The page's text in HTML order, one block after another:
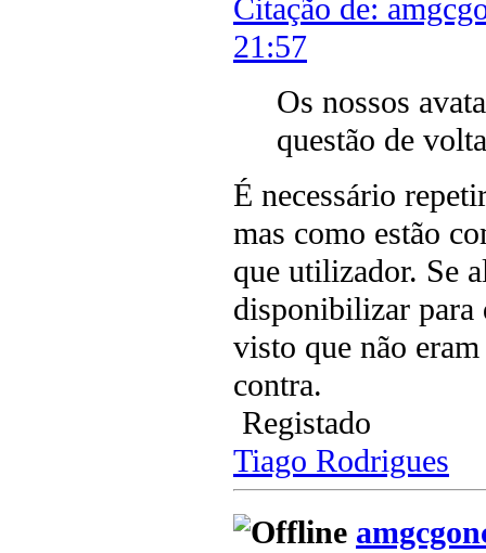
Citação de:
21:57
Os nossos
questão de
É necessário
mas como estão
que utilizador. Se
disponibilizar para
visto que não
contra.
Registado
Tiago Rodrigues